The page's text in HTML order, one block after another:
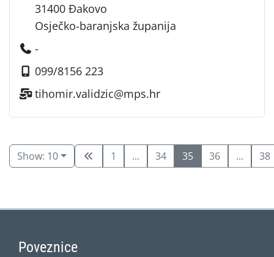
31400 Đakovo
Osječko-baranjska županija
-
099/8156 223
tihomir.validzic@mps.hr
Show: 10 1 ... 34 35 36 ... 38
Poveznice